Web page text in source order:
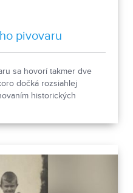
pivovaru
sa hovorí takmer dve
dočká rozsiahlej
historických